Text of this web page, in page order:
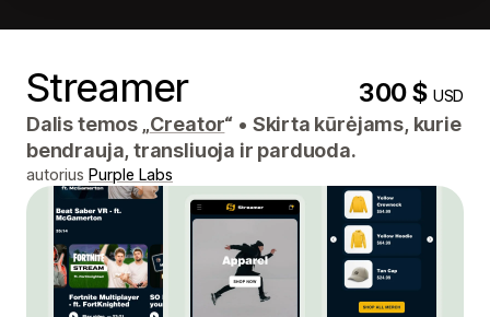
Streamer 300 $USD
Dalis temos „Creator“ • Skirta kūrėjams, kurie
bendrauja, transliuoja ir parduoda.
autorius Purple Labs